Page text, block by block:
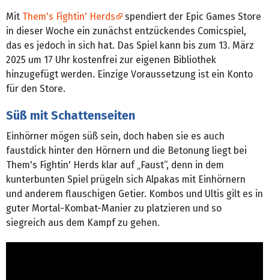
Mit Them's Fightin' Herds
spendiert der Epic Games Store
in dieser Woche ein zunächst entzückendes Comicspiel,
das es jedoch in sich hat. Das Spiel kann bis zum 13. März
2025 um 17 Uhr kostenfrei zur eigenen Bibliothek
hinzugefügt werden. Einzige Voraussetzung ist ein Konto
für den Store.
Süß mit Schattenseiten
Einhörner mögen süß sein, doch haben sie es auch
faustdick hinter den Hörnern und die Betonung liegt bei
Them's Fightin' Herds klar auf „Faust“, denn in dem
kunterbunten Spiel prügeln sich Alpakas mit Einhörnern
und anderem flauschigen Getier. Kombos und Ultis gilt es in
guter Mortal-Kombat-Manier zu platzieren und so
siegreich aus dem Kampf zu gehen.